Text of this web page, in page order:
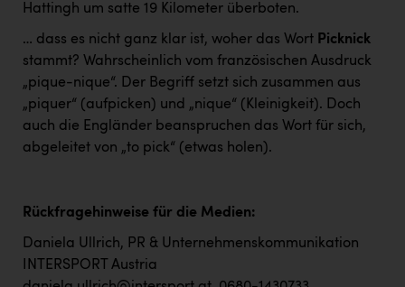
Hattingh um satte 19 Kilometer überboten.
… dass es nicht ganz klar ist, woher das Wort Picknick
stammt? Wahrscheinlich vom französischen Ausdruck
„pique-nique“. Der Begriff setzt sich zusammen aus
„piquer“ (aufpicken) und „nique“ (Kleinigkeit). Doch
auch die Engländer beanspruchen das Wort für sich,
abgeleitet von „to pick“ (etwas holen).
Rückfragehinweise für die Medien:
Daniela Ullrich, PR & Unternehmenskommunikation
INTERSPORT Austria